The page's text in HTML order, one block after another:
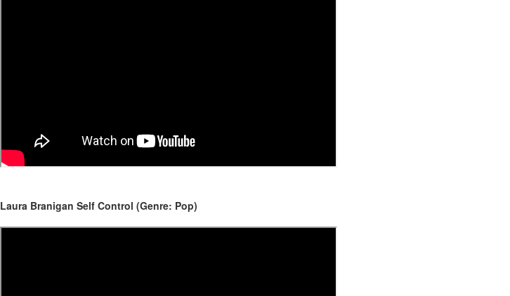
Laura Branigan Self Control (Genre: Pop)